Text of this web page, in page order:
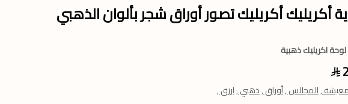
أكريليك أكريليك تصور أوراق شجر بألوان الذهبي
اكريليك ذهبية
,المجالس ,أوراق ,ذهبي ,ارزق ,